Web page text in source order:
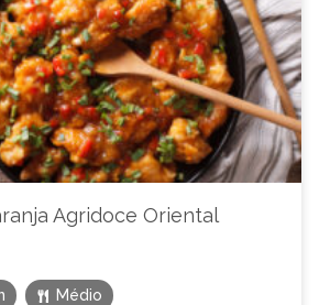
Agridoce Oriental
Médio